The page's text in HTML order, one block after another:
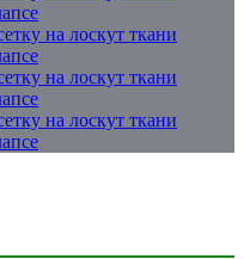
на лоскут ткани
на лоскут ткани
на лоскут ткани